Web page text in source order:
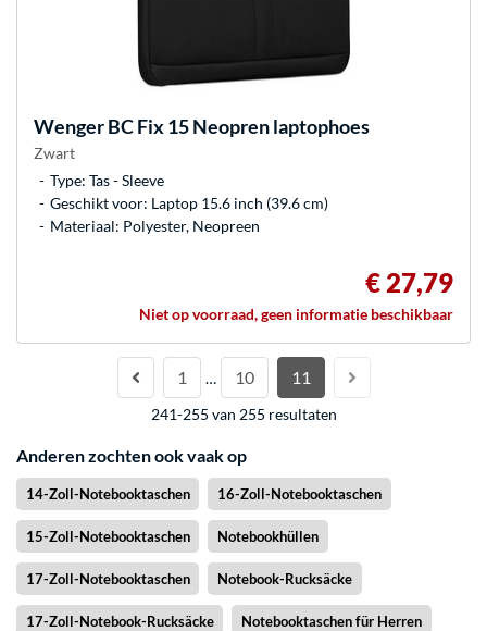
WengerBC Fix 15 Neopren laptophoes
Zwart
Type: Tas - Sleeve
Geschikt voor: Laptop 15.6 inch (39.6 cm)
Materiaal: Polyester, Neopreen
€ 27,79
Niet op voorraad, geen informatie beschikbaar
1 … 10 11
241-255 van 255 resultaten
Anderen zochten ook vaak op
14-Zoll-Notebooktaschen 16-Zoll-Notebooktaschen
15-Zoll-Notebooktaschen Notebookhüllen
17-Zoll-Notebooktaschen Notebook-Rucksäcke
17-Zoll-Notebook-Rucksäcke Notebooktaschen für Herren